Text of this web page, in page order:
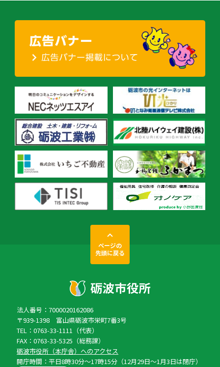
ページの
先頭に戻る
法人番号：7000020162086
〒939-1398 富山県砺波市栄町7番3号
TEL：0763-33-1111（代表）
FAX：0763-33-5325（総務課）
砺波市役所（本庁舎）へのアクセス
開庁時間：平日8時30分〜17時15分（12月29日〜1月3日は閉庁）